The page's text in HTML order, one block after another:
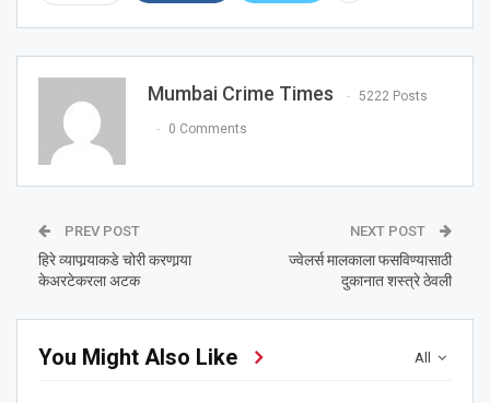
Mumbai Crime Times 5222 Posts
0 Comments
PREV POST
हिरे व्यापार्‍याकडे चोरी करणार्‍या
केअरटेकरला अटक
NEXT POST
ज्वेलर्स मालकाला फसविण्यासाठी
दुकानात शस्त्रे ठेवली
All
You Might Also Like